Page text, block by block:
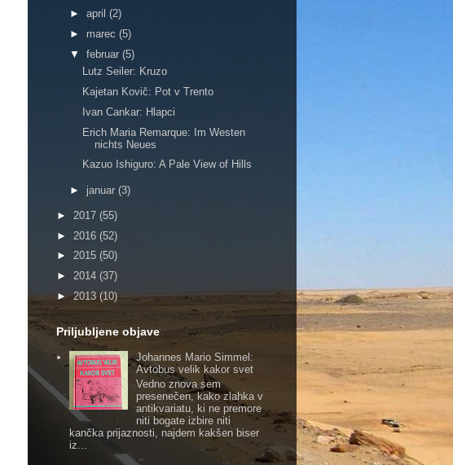
► april (2)
► marec (5)
▼ februar (5)
Lutz Seiler: Kruzo
Kajetan Kovič: Pot v Trento
Ivan Cankar: Hlapci
Erich Maria Remarque: Im Westen
nichts Neues
Kazuo Ishiguro: A Pale View of Hills
► januar (3)
► 2017 (55)
► 2016 (52)
► 2015 (50)
► 2014 (37)
►2013(10)
Priljubljene objave
Johannes Mario Simmel:
Avtobus velik kakor svet
Vedno znova sem
presenečen, kako zlahka v
antikvariatu, ki ne premore
niti bogate izbire niti
kančka prijaznosti, najdem kakšen biser
iz...